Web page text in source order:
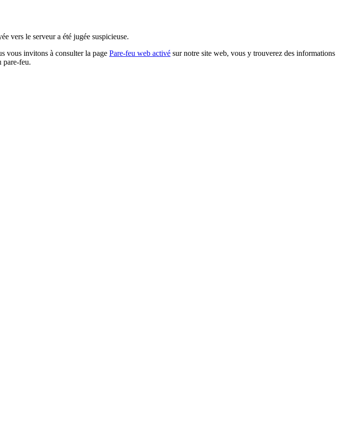
vers le serveur a été jugée suspicieuse.
vous invitons à consulter la page Pare-feu web activé sur notre site web, vous y trouverez des informations
pare-feu.